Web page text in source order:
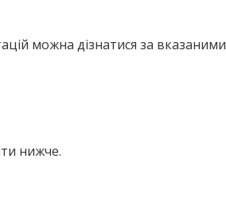
можна дізнатися за вказаними
нижче.